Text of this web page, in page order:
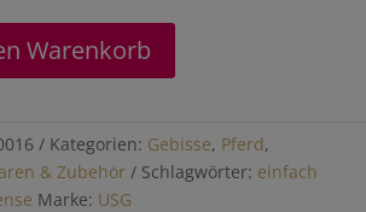
Warenkorb
Kategorien: Gebisse, Pferd,
& Zubehör
Schlagwörter: einfach
Marke: USG